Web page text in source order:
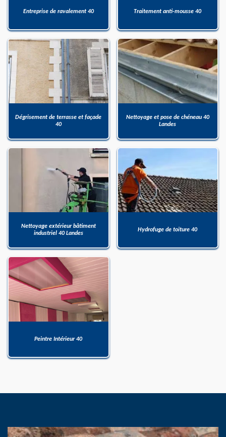
Entreprise de ravalement 40 Traitement anti-mousse 40
Dégrisement de terrasse et façade
40
Nettoyage et pose de chéneau 40
Landes
Nettoyage extérieur bâtiment
industriel 40 Landes
Hydrofuge de toiture 40
Peintre Intérieur 40